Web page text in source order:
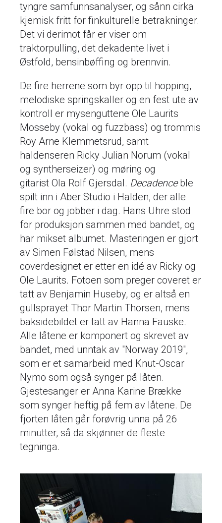
tyngre samfunnsanalyser, og sånn cirka
kjemisk fritt for finkulturelle betrakninger.
Det vi derimot får er viser om
traktorpulling, det dekadente livet i
Østfold, bensinbøffing og brennvin.
De fire herrene som byr opp til hopping,
melodiske springskaller og en fest ute av
kontroll er mysenguttene Ole Laurits
Mosseby (vokal og fuzzbass) og trommis
Roy Arne Klemmetsrud, samt
haldenseren Ricky Julian Norum (vokal
og syntherseizer) og møring og
gitarist Ola Rolf Gjersdal. Decadenceble
spilt inn i Aber Studio i Halden, der alle
fire bor og jobber i dag. Hans Uhre stod
for produksjon sammen med bandet, og
har mikset albumet. Masteringen er gjort
av Simen Følstad Nilsen, mens
coverdesignet er etter en idé av Ricky og
Ole Laurits. Fotoen som preger coveret er
tatt av Benjamin Huseby, og er altså en
gullsprayet Thor Martin Thorsen, mens
baksidebildet er tatt av Hanna Fauske.
Alle låtene er komponert og skrevet av
bandet, med unntak av "Norway 2019",
som er et samarbeid med Knut-Oscar
Nymo som også synger på låten.
Gjestesanger er Anna Karine Brække
som synger heftig på fem av låtene. De
fjorten låten går forøvrig unna på 26
minutter, så da skjønner de fleste
tegninga.